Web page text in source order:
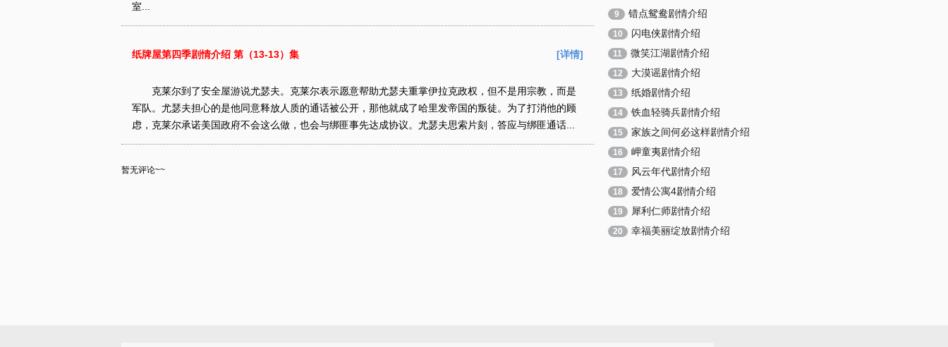
室...
纸牌屋第四季剧情介绍 第（13-13）集 [详情]
克莱尔到了安全屋游说尤瑟夫。克莱尔表示愿意帮助尤瑟夫重掌伊拉克政权，但不是用宗教，而是
军队。尤瑟夫担心的是他同意释放人质的通话被公开，那他就成了哈里发帝国的叛徒。为了打消他的顾
虑，克莱尔承诺美国政府不会这么做，也会与绑匪事先达成协议。尤瑟夫思索片刻，答应与绑匪通话...
暂无评论~~
9 错点鸳鸯剧情介绍
10 闪电侠剧情介绍
11 微笑江湖剧情介绍
12 大漠谣剧情介绍
13 纸婚剧情介绍
14 铁血轻骑兵剧情介绍
15 家族之间何必这样剧情介绍
16 岬童夷剧情介绍
17 风云年代剧情介绍
18 爱情公寓4剧情介绍
19 犀利仁师剧情介绍
20 幸福美丽绽放剧情介绍